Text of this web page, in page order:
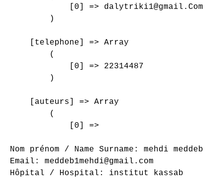
            [0] => dalytriki1@gmail.Com
        )
    [telephone] => Array
        (
            [0] => 22314487
        )
    [auteurs] => Array
        (
            [0] =>
Nom prénom / Name Surname: mehdi meddeb
Email: meddeb1mehdi@gmail.com
Hôpital / Hospital: institut kassab